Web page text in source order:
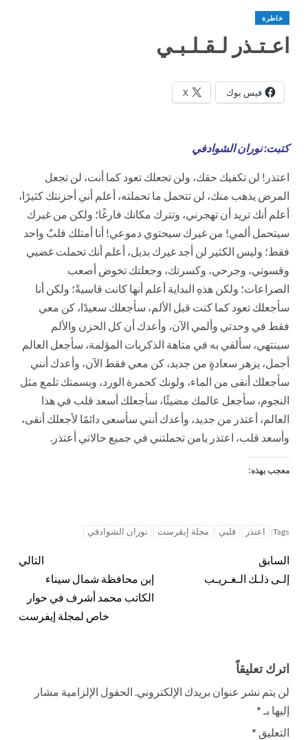
خاطرة
اعـتـذر لـقـلـبـي
فيس بوك X
كتبت: نوران الشوادفي
اعتذر! لن تكفيك حقك، ولن تجعلك تعود كما أنت، لن تجعل
المرض يذهب منك، لن تتحمل ما تحملته، أعلم أني أحزنتك كثيرًا،
أعلم أنك تريد أن تهجرني، وتترك مكانك فارغًا؛ ولكن من غيرك
سيتحمل ألمي! من غيرك سيحتوي دموعي! أنا أمتلك قلبٌ واحد
فقط؛ وليس الكثير لن أجد غيرك بديل، أعلم أنك تحملت غضبي
وقسوتي، وجرحي، وكسرتك، وجعلتك تخوض أصعب
الصراعات؛ ولكن هذهِ البداية أعلم أنها كانت قاسيةً؛ ولكن أنا
سأجعلك تعود كما كنت قبل الألم، سأجعلك سعيدًا، كن معي
فقط في وحدتي وألمي الآن، وأعدك أن كل الحزن والألم
سينتهي، سألقي به في متاهة الذكريات المؤلمة، سأجعل العالم
أجمل، يزهر سعادةٍ من جديد، كن معي فقط الآن، وأعدك أنني
سأجعلك أنقى من الماء، ولونك كحمرة الورد، وبسمتك تلمع مثل
النجوم، سأجعل عالمك مضيئًا، سأجعلك أسعد قلب في هذا
العالم، أعتذر من جديد، وأعدك أنني سأسعى دائمًا لأجعلك أنقى،
وأسعد قلب، اعتذر يامن تحملتني في جميع حالاتي أعتذر.
معجب بهذه:
Tags: اعتذر قلبي مجلة إيڤرست نوران الشوادفي
السابق
إلـى ذلـك الـغـريـب
التالي
إبن محافظة شمال سيناء
الكاتب محمد أشرف في حوار
خاص لمجلة إيفرست
اترك تعليقاً
لن يتم نشر عنوان بريدك الإلكتروني. الحقول الإلزامية مشار
إليها بـ *
التعليق *